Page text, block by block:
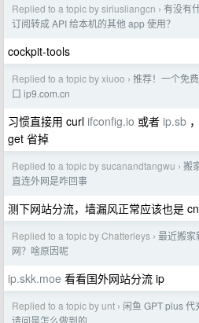
Replied to a topic by siriusliangcn › 有没有
订阅转成 API 给本机的其他 app 使用？
cockpit-tools
Replied to a topic by xiuoo › 推荐！一个免
口 ip9.com.cn
习惯直接用 curl ifconfig.io 或者 ip.sb
get 省掉
Replied to a topic by sucanandtangwu › 搬
直连外网是咋回事
测下网站分流，墙漏风正常应该也是
Replied to a topic by Chatterleys › 最近搬家
网？啥原因呢
ip.skk.moe 看看国外网站分流 ip
Replied to a topic by unt › 闲鱼 GPT plus 代
请问是怎么做到的